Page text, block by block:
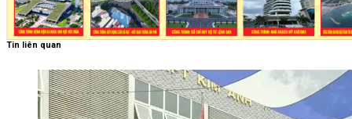
Tin liên quan